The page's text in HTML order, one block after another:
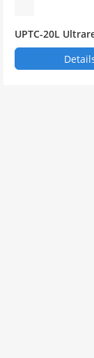
UPTC-20L